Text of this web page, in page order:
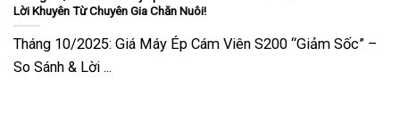
Lời Khuyên Từ Chuyên Gia Chăn Nuôi!
Tháng 10/2025: Giá Máy Ép Cám Viên S200 “Giảm Sốc” –
So Sánh & Lời ...